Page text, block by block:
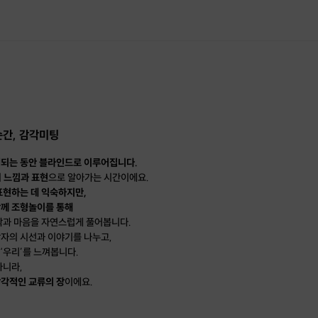
, 감각미팅
는 동안 블라인드로 이루어집니다.
느낌과 표현으로 알아가는 시간이에요.
하는 데 익숙하지만,
조형놀이를 통해
마음을 자연스럽게 풀어봅니다.
의 시선과 이야기를 나누고,
우리’를 느껴봅니다.
라,
적인 교류의 장이에요.